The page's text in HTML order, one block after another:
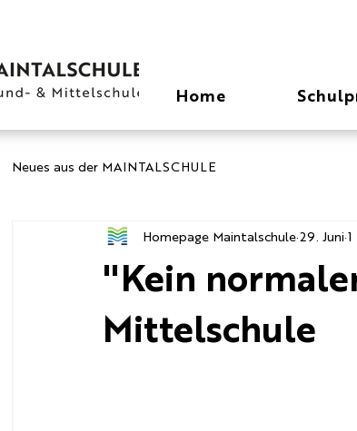
Home
Neues aus der MAINTALSCHULE
"Kein
Mittelschule
Homepage Maintalschule 29. Juni